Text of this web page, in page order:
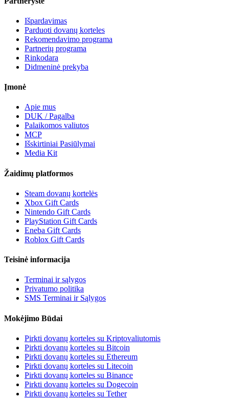
Išpardavimas
Parduoti dovanų korteles
Rekomendavimo programa
Partnerių programa
Rinkodara
Didmeninė prekyba
Įmonė
Apie mus
DUK / Pagalba
Palaikomos valiutos
MCP
Išskirtiniai Pasiūlymai
Media Kit
Žaidimų platformos
Steam dovanų kortelės
Xbox Gift Cards
Nintendo Gift Cards
PlayStation Gift Cards
Eneba Gift Cards
Roblox Gift Cards
Teisinė informacija
Terminai ir sąlygos
Privatumo politika
SMS Terminai ir Sąlygos
Mokėjimo Būdai
Pirkti dovanų korteles su Kriptovaliutomis
Pirkti dovanų korteles su Bitcoin
Pirkti dovanų korteles su Ethereum
Pirkti dovanų korteles su Litecoin
Pirkti dovanų korteles su Binance
Pirkti dovanų korteles su Dogecoin
Pirkti dovanų korteles su Tether